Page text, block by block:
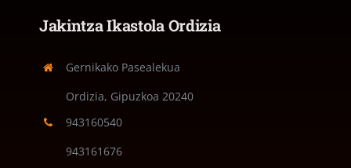
Jakintza Ikastola Ordizia
Gernikako Pasealekua
Ordizia, Gipuzkoa 20240
943160540
943161676